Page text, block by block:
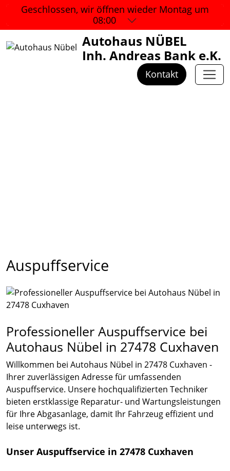
Geschlossen, wir öffnen wieder Montag um
08:00
Autohaus NÜBEL
Inh. Andreas Bank e.K.
Kontakt
Auspuffservice
Professioneller Auspuffservice bei
Autohaus Nübel in 27478 Cuxhaven
Willkommen bei Autohaus Nübel in 27478 Cuxhaven -
Ihrer zuverlässigen Adresse für umfassenden
Auspuffservice. Unsere hochqualifizierten Techniker
bieten erstklassige Reparatur- und Wartungsleistungen
für Ihre Abgasanlage, damit Ihr Fahrzeug effizient und
leise unterwegs ist.
Unser Auspuffservice in 27478 Cuxhaven